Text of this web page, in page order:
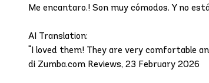
Me encantaro.! Son muy cómodos. Y no
AI Translation:
"I loved them! They are very comfortable
di Zumba.com Reviews, 23 February 2026